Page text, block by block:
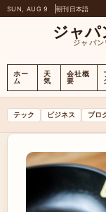
SUN, AUG 9 朝刊日本語
ジャジャパ
ホー
ム
天
気
会社概
要
テック ビジネス ブロ